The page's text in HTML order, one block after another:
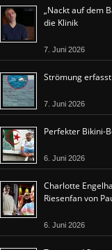
„Nackt auf dem
die Klinik
7. Juni 2026
Strömung
7. Juni 2026
Perfekter Bikini-
6. Juni 2026
Charlotte
Riesenfan von
6. Juni 2026